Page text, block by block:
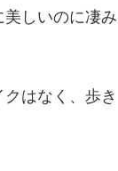
しいのに凄み
はなく、歩き